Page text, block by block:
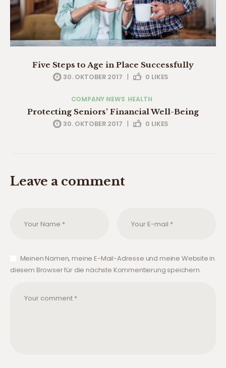
Five Steps to Age in Place Successfully
30. OKTOBER 2017 | 0 LIKES
COMPANY NEWS HEALTH
Protecting Seniors’ Financial Well-Being
30. OKTOBER 2017 | 0 LIKES
Leave a comment
Meinen Namen, meine E-Mail-Adresse und meine Website in
diesem Browser für die nächste Kommentierung speichern.